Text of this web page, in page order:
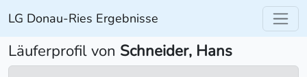
LG Donau-Ries Ergebnisse
Läuferprofil von Schneider, Hans